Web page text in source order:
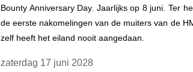
Bounty Anniversary Day. Jaarlijks op 8 juni. Ter
de eerste nakomelingen van de muiters van de
zelf heeft het eiland nooit aangedaan.
zaterdag 17 juni 2028